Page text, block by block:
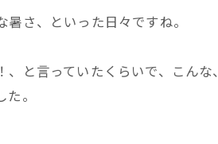
さ、といった日々ですね。
と言っていたくらいで、こんな、
。